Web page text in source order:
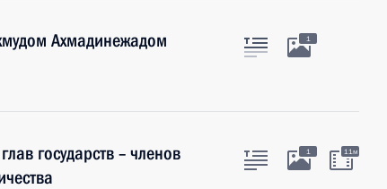
Ахмадинежадом 1
государств – членов
1 11м